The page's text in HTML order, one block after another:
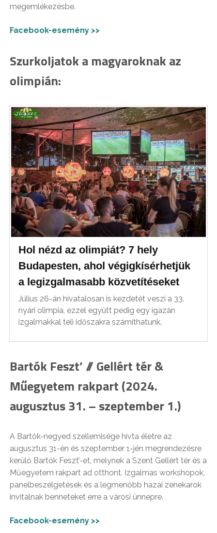
megemlékezésbe.
Facebook-esemény >>
Szurkoljatok a magyaroknak az
olimpián:
Hol nézd az olimpiát? 7 hely
Budapesten, ahol végigkísérhetjük
a legizgalmasabb közvetítéseket
Július 26-án hivatalosan is kezdetét veszi a 33.
nyári olimpia, ezzel együtt pedig egy igazán
izgalmakkal teli időszakra számíthatunk.
Bartók Feszt’ // Gellért tér &
Műegyetem rakpart (2024.
augusztus 31. – szeptember 1.)
A Bartók-negyed szellemisége hívta életre az
augusztus 31-én és szeptember 1-jén megrendezésre
kerülő Bartók Feszt’-et, melynek a Szent Gellért tér és a
Műegyetem rakpart ad otthont. Izgalmas workshopok,
panelbeszélgetések és a legmenőbb hazai zenekarok
invitálnak benneteket erre a városi ünnepre.
Facebook-esemény >>